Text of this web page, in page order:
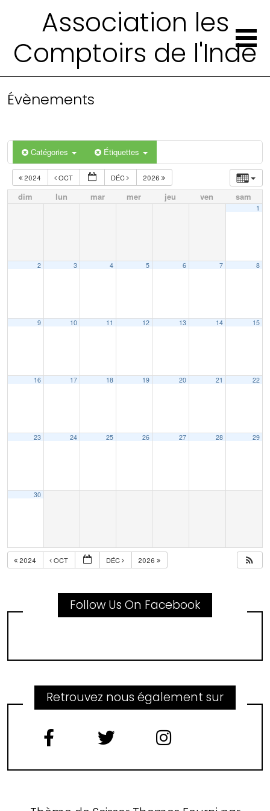
Association les
Comptoirs de l'Inde
Évènements
Catégories Étiquettes
2024 OCT DÉC 2026
dim lun mar mer jeu ven sam
1
2 3 4 5 6 7 8
9 10 11 12 13 14 15
16 17 18 19 20 21 22
23 24 25 26 27 28 29
30
2024 OCT DÉC 2026
Follow Us On Facebook
Retrouvez nous également sur